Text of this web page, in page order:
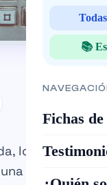
📚
Fichas
los billetes